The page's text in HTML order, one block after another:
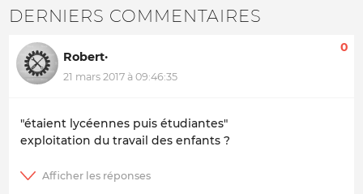
DERNIERS COMMENTAIRES
Robert·
21 mars 2017 à 09:46:35
0
"étaient lycéennes puis étudiantes"
exploitation du travail des enfants ?